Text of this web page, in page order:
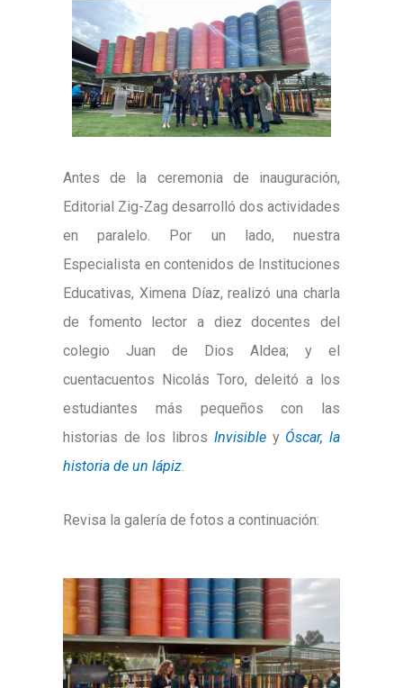
Antes de la ceremonia de inauguración,
Editorial Zig-Zag desarrolló dos actividades
en paralelo. Por un lado, nuestra
Especialista en contenidos de Instituciones
Educativas, Ximena Díaz, realizó una charla
de fomento lector a diez docentes del
colegio Juan de Dios Aldea; y el
cuentacuentos Nicolás Toro, deleitó a los
estudiantes más pequeños con las
historias de los libros Invisible y Óscar, la
historia de un lápiz.
Revisa la galería de fotos a continuación: